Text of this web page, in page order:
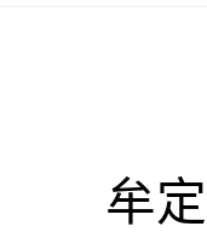
牟定